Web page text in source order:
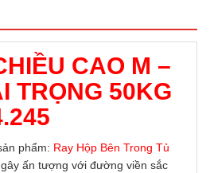
CAO M –
TRỌNG 50KG
phẩm: Ray Hộp Bên Trong Tủ
ấn tượng với đường viền sắc